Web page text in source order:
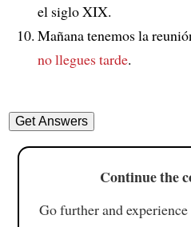
el siglo XIX.
Mañana tenemos la
no llegues tarde.
Continue the
Go further and